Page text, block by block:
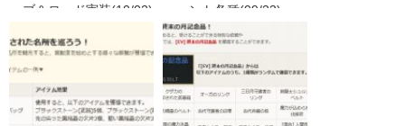
ーブ＆ロード実装(10/02)
ント各種(09/23)